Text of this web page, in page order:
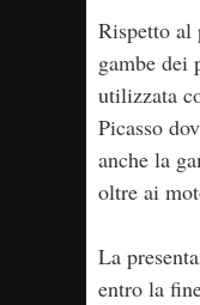
Rispetto al
gambe dei
utilizzata
Picasso
anche la
oltre ai
La
entro la